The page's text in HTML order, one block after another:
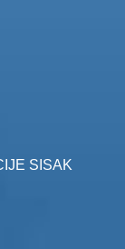
SISAK